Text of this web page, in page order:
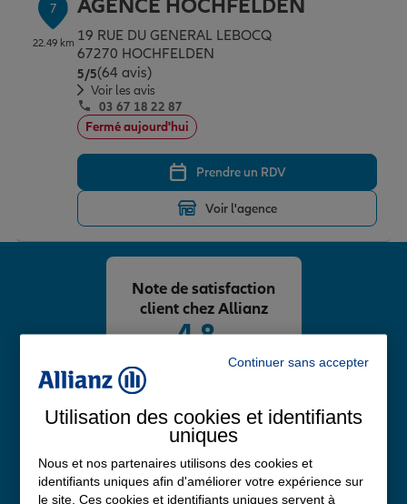
7
22.49 km
AGENCE HOCHFELDEN
19 RUE DU GENERAL LEBOCQ
67270 HOCHFELDEN
5/5Note de 5 sur 5
(64 avis)
Voir les avis
03 67 18 22 87
Fermé aujourd'hui
Prendre un RDV
Voir l'agence
4,8/5
Note de 4.8 sur 5
Note de satisfaction
client chez Allianz
Continuer sans accepter
Utilisation des cookies et identifiants
uniques
Nous et nos partenaires utilisons des cookies et
identifiants uniques afin d'améliorer votre expérience sur
le site. Ces cookies et identifiants uniques servent à